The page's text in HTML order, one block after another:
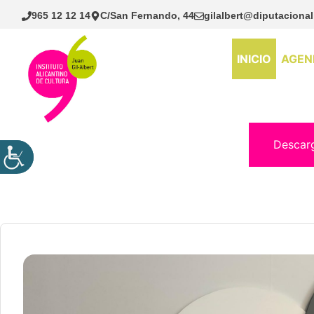
Saltar
965 12 12 14 C/San Fernando, 44
INICIO